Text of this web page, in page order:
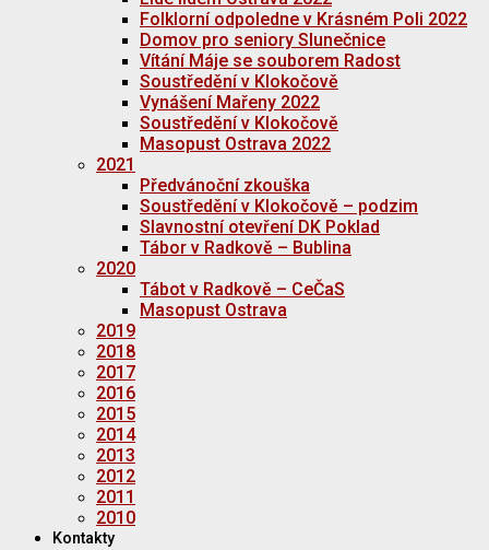
Folklorní odpoledne v Krásném Poli 2022
Domov pro seniory Slunečnice
Vítání Máje se souborem Radost
Soustředění v Klokočově
Vynášení Mařeny 2022
Soustředění v Klokočově
Masopust Ostrava 2022
2021
Předvánoční zkouška
Soustředění v Klokočově – podzim
Slavnostní otevření DK Poklad
Tábor v Radkově – Bublina
2020
Tábot v Radkově – CeČaS
Masopust Ostrava
2019
2018
2017
2016
2015
2014
2013
2012
2011
2010
Kontakty